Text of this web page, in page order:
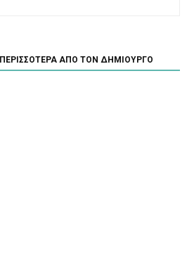
ΠΕΡΙΣΣΟΤΕΡΑ ΑΠΟ ΤΟΝ ΔΗΜΙΟΥΡΓΟ